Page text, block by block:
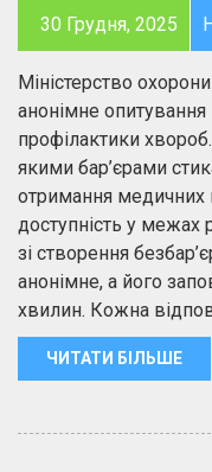
30 Грудня, 2025
Міністерство
анонімне опитування
профілактики
якими бар’єрами
отримання медичних
доступність у межах
зі створення
анонімне, а його
хвилин. Кожна
ЧИТАТИ БІЛЬШЕ